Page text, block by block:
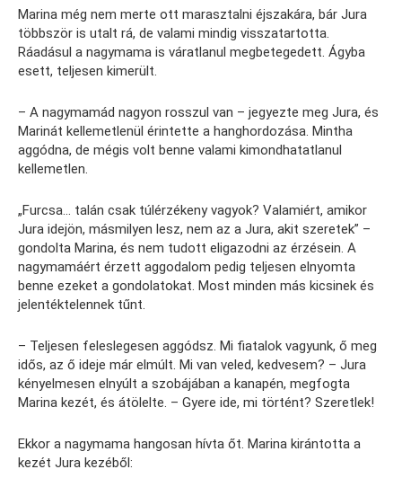
Marina még nem merte ott marasztalni éjszakára, bár Jura
többször is utalt rá, de valami mindig visszatartotta.
Ráadásul a nagymama is váratlanul megbetegedett. Ágyba
esett, teljesen kimerült.
– A nagymamád nagyon rosszul van – jegyezte meg Jura, és
Marinát kellemetlenül érintette a hanghordozása. Mintha
aggódna, de mégis volt benne valami kimondhatatlanul
kellemetlen.
„Furcsa… talán csak túlérzékeny vagyok? Valamiért, amikor
Jura idejön, másmilyen lesz, nem az a Jura, akit szeretek” –
gondolta Marina, és nem tudott eligazodni az érzésein. A
nagymamáért érzett aggodalom pedig teljesen elnyomta
benne ezeket a gondolatokat. Most minden más kicsinek és
jelentéktelennek tűnt.
– Teljesen feleslegesen aggódsz. Mi fiatalok vagyunk, ő meg
idős, az ő ideje már elmúlt. Mi van veled, kedvesem? – Jura
kényelmesen elnyúlt a szobájában a kanapén, megfogta
Marina kezét, és átölelte. – Gyere ide, mi történt? Szeretlek!
Ekkor a nagymama hangosan hívta őt. Marina kirántotta a
kezét Jura kezéből: